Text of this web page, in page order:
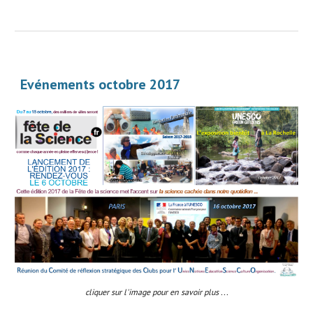
Evénements octobre 2017
cliquer sur l'image pour en savoir plus ...